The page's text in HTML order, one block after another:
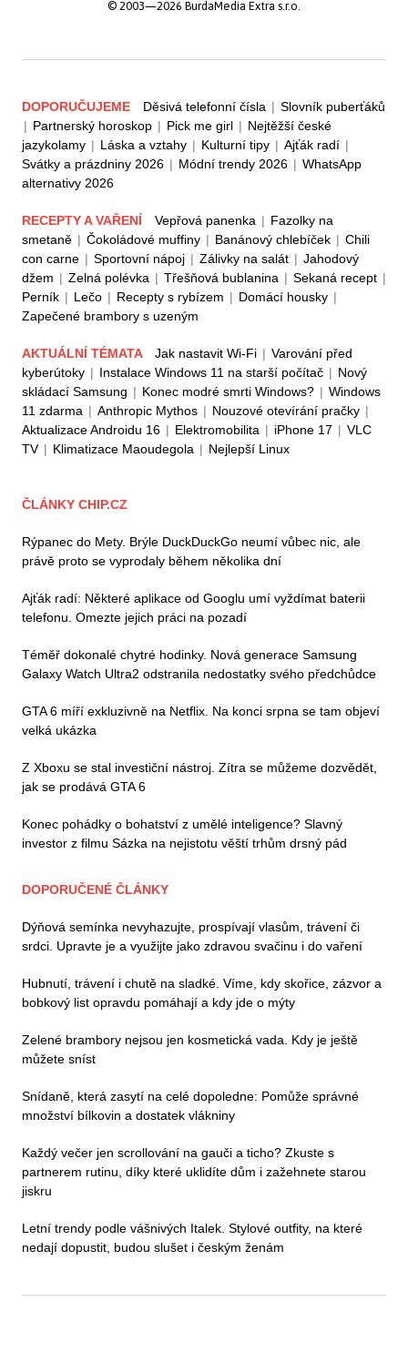
© 2003—2026 BurdaMedia Extra s.r.o.
DOPORUČUJEME Děsivá telefonní čísla | Slovník puberťáků
| Partnerský horoskop | Pick me girl | Nejtěžší české
jazykolamy | Láska a vztahy | Kulturní tipy | Ajťák radí |
Svátky a prázdniny 2026 | Módní trendy 2026 | WhatsApp
alternativy 2026
RECEPTY A VAŘENÍ Vepřová panenka | Fazolky na
smetaně | Čokoládové muffiny | Banánový chlebíček | Chili
con carne | Sportovní nápoj | Zálivky na salát | Jahodový
džem | Zelná polévka | Třešňová bublanina | Sekaná recept |
Perník | Lečo | Recepty s rybízem | Domácí housky |
Zapečené brambory s uzeným
AKTUÁLNÍ TÉMATA Jak nastavit Wi-Fi | Varování před
kyberútoky | Instalace Windows 11 na starší počítač | Nový
skládací Samsung | Konec modré smrti Windows? | Windows
11 zdarma | Anthropic Mythos | Nouzové otevírání pračky |
Aktualizace Androidu 16 | Elektromobilita | iPhone 17 | VLC
TV | Klimatizace Maoudegola | Nejlepší Linux
ČLÁNKY CHIP.CZ
Rýpanec do Mety. Brýle DuckDuckGo neumí vůbec nic, ale
právě proto se vyprodaly během několika dní
Ajťák radí: Některé aplikace od Googlu umí vyždímat baterii
telefonu. Omezte jejich práci na pozadí
Téměř dokonalé chytré hodinky. Nová generace Samsung
Galaxy Watch Ultra2 odstranila nedostatky svého předchůdce
GTA 6 míří exkluzivně na Netflix. Na konci srpna se tam objeví
velká ukázka
Z Xboxu se stal investiční nástroj. Zítra se můžeme dozvědět,
jak se prodává GTA 6
Konec pohádky o bohatství z umělé inteligence? Slavný
investor z filmu Sázka na nejistotu věští trhům drsný pád
DOPORUČENÉ ČLÁNKY
Dýňová semínka nevyhazujte, prospívají vlasům, trávení či
srdci. Upravte je a využijte jako zdravou svačinu i do vaření
Hubnutí, trávení i chutě na sladké. Víme, kdy skořice, zázvor a
bobkový list opravdu pomáhají a kdy jde o mýty
Zelené brambory nejsou jen kosmetická vada. Kdy je ještě
můžete sníst
Snídaně, která zasytí na celé dopoledne: Pomůže správné
množství bílkovin a dostatek vlákniny
Každý večer jen scrollování na gauči a ticho? Zkuste s
partnerem rutinu, díky které uklidíte dům i zažehnete starou
jiskru
Letní trendy podle vášnivých Italek. Stylové outfity, na které
nedají dopustit, budou slušet i českým ženám